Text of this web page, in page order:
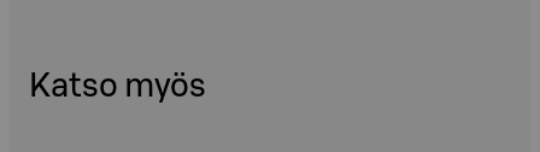
Katso myös